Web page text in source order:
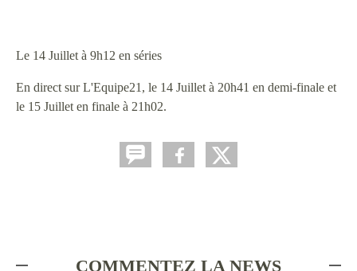
Le 14 Juillet à 9h12 en séries
En direct sur L'Equipe21, le 14 Juillet à 20h41 en demi-finale et
le 15 Juillet en finale à 21h02.
COMMENTEZ LA NEWS